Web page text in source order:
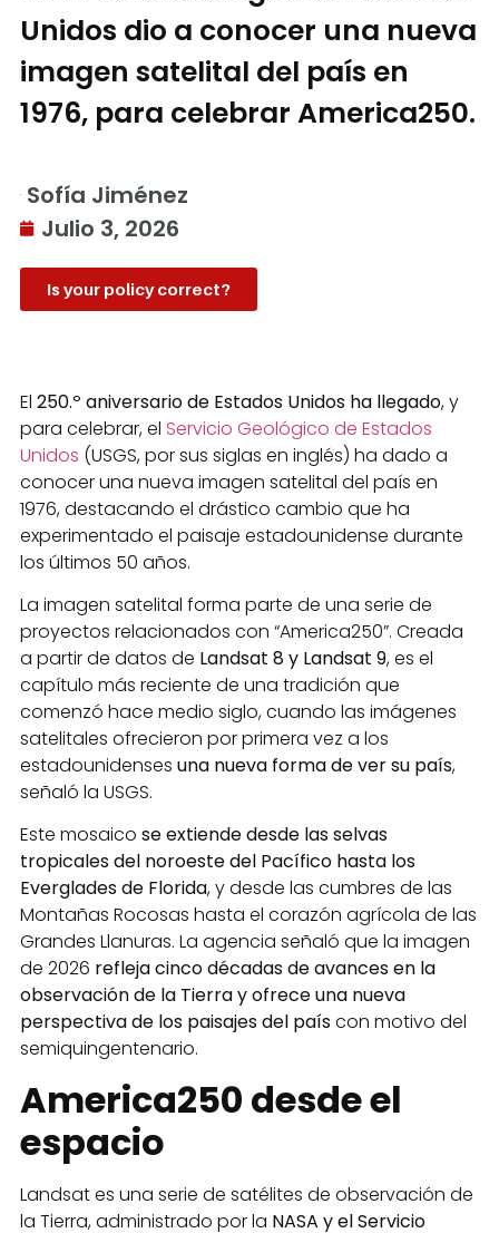
Unidos dio a conocer una nueva
imagen satelital del país en
1976, para celebrar America250.
Sofía Jiménez
Julio 3, 2026
Is your policy correct?
El 250.º aniversario de Estados Unidos ha llegado, y
para celebrar, el Servicio Geológico de Estados
Unidos (USGS, por sus siglas en inglés) ha dado a
conocer una nueva imagen satelital del país en
1976, destacando el drástico cambio que ha
experimentado el paisaje estadounidense durante
los últimos 50 años.
La imagen satelital forma parte de una serie de
proyectos relacionados con “America250”. Creada
a partir de datos de Landsat 8 y Landsat 9, es el
capítulo más reciente de una tradición que
comenzó hace medio siglo, cuando las imágenes
satelitales ofrecieron por primera vez a los
estadounidenses una nueva forma de ver su país,
señaló la USGS.
Este mosaico se extiende desde las selvas
tropicales del noroeste del Pacífico hasta los
Everglades de Florida, y desde las cumbres de las
Montañas Rocosas hasta el corazón agrícola de las
Grandes Llanuras. La agencia señaló que la imagen
de 2026 refleja cinco décadas de avances en la
observación de la Tierra y ofrece una nueva
perspectiva de los paisajes del paíscon motivo del
semiquingentenario.
America250 desde el
espacio
Landsat es una serie de satélites de observación de
la Tierra, administrado por la NASA y el Servicio